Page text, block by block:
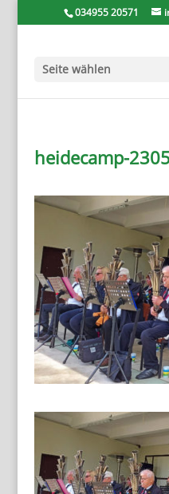
034955 20571
Seite wählen
heidecamp-